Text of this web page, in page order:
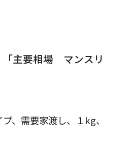
主要相場 マンスリ
、需要家渡し、１kg、